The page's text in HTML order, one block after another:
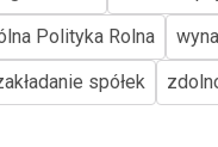
Polityka Rolna
spółek